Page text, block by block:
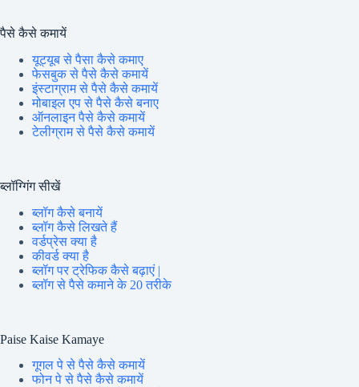
पैसे कैसे कमायें
यूट्यूब से पैसा कैसे कमाए
फेसबुक से पैसे कैसे कमायें
इंस्टाग्राम से पैसे कैसे कमायें
मोबाइल एप से पैसे कैसे बनाए
ऑनलाइन पैसे कैसे कमायें
टेलीग्राम से पैसे कैसे कमायें
ब्लॉग्गिंग सीखें
ब्लॉग कैसे बनायें
ब्लॉग कैसे लिखते हैं
वर्डप्रेस क्या है
कीवर्ड क्या है
ब्लॉग पर ट्रेफिक कैसे बढ़ाएं |
ब्लॉग से पैसे कमाने के 20 तरीके
Paise Kaise Kamaye
गूगल पे से पैसे कैसे कमायें
फोन पे से पैसे कैसे कमायें